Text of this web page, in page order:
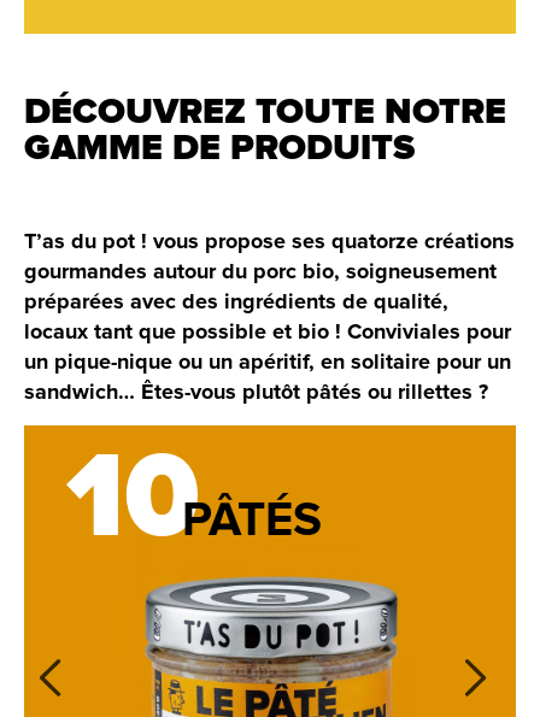
DÉCOUVREZ TOUTE NOTRE
GAMME DE PRODUITS
T’as du pot ! vous propose ses quatorze créations
gourmandes autour du porc bio, soigneusement
préparées avec des ingrédients de qualité,
locaux tant que possible et bio ! Conviviales pour
un pique-nique ou un apéritif, en solitaire pour un
sandwich… Êtes-vous plutôt pâtés ou rillettes ?
10PÂTÉS